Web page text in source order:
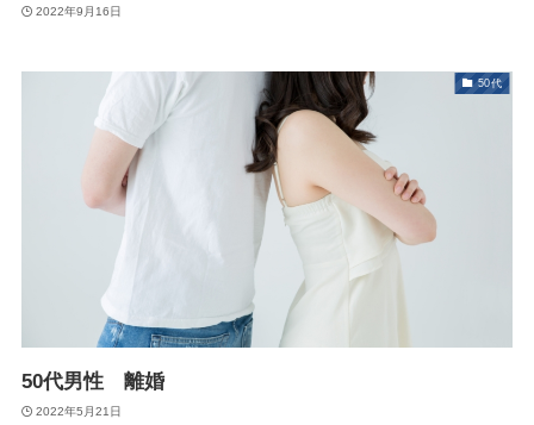
2022年9月16日
50代
50代男性 離婚
2022年5月21日